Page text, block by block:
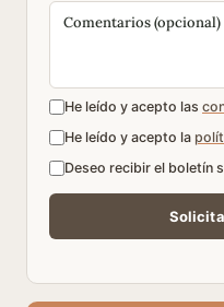
He leído y acepto las
He leído y acepto la
Deseo recibir el boletín